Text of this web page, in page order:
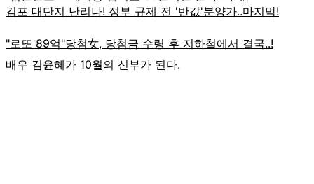
배우 김윤혜가 10월의 신부가 된다.